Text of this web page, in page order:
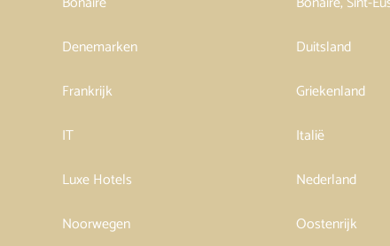
Denemarken
Duitsland
Frankrijk
Griekenland
IT
Italië
Luxe Hotels
Nederland
Noorwegen
Oostenrijk